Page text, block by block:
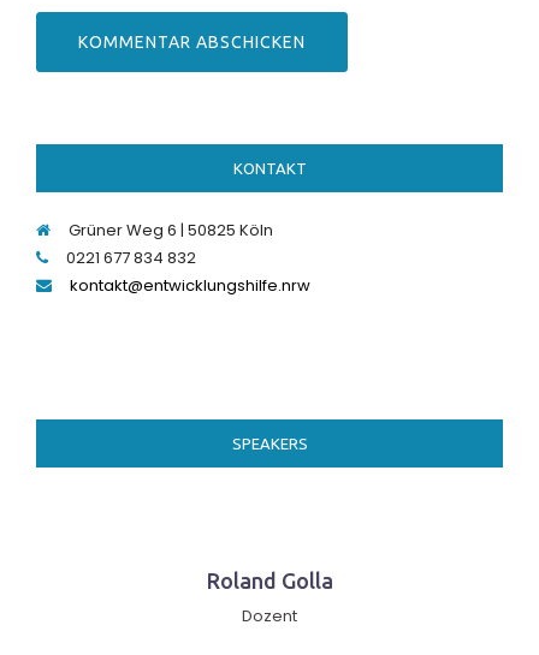
KONTAKT
Grüner Weg 6 | 50825 Köln
0221 677 834 832
kontakt@entwicklungshilfe.nrw
SPEAKERS
Roland Golla
Dozent